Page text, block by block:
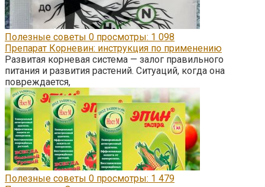
Полезные советы 0 просмотры: 1 098
Препарат Корневин: инструкция по применению
Развитая корневая система — залог правильного
питания и развития растений. Ситуаций, когда она
повреждается,
Полезные советы 0 просмотры: 1 479